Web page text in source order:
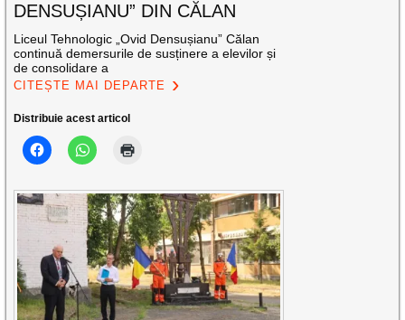
DENSUȘIANU” DIN CĂLAN
Liceul Tehnologic „Ovid Densușianu” Călan
continuă demersurile de susținere a elevilor și
de consolidare a
CITEȘTE MAI DEPARTE
Distribuie acest articol